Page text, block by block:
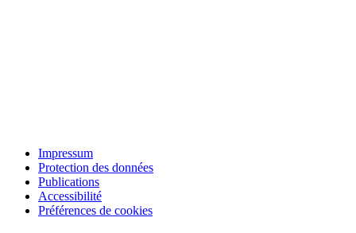
Impressum
Protection des données
Publications
Accessibilité
Préférences de cookies